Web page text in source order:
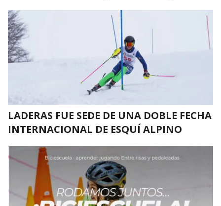
LADERAS FUE SEDE DE UNA DOBLE FECHA
INTERNACIONAL DE ESQUÍ ALPINO